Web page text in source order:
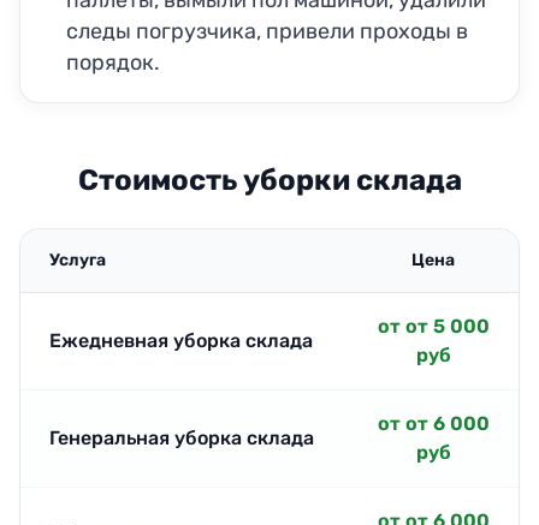
следы погрузчика, привели проходы в
порядок.
Стоимость уборки склада
Услуга Цена
Ежедневная уборка склада
от от 5 000
руб
Генеральная уборка склада
от от 6 000
руб